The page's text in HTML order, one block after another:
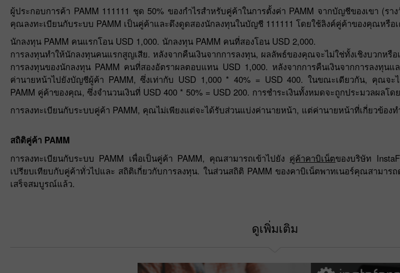
ผู้ประกอบการค้า PAMM 111111 ชุด 50% ของกำไรสำหรับคู่ค้าในการตั้งค่า PAMM จากบัญชีของเขา (รา
คุณลงทะเบียนกับระบบ PAMM เป็นคู่ค้าและดึงดูดสองนักลงทุนในบัญชี 111111 โดยใช้ลิงค์คู่ค้าของคุณหรือเ
นักลงทุน PAMM คนแรกโอน USD 1,000. นักลงทุน PAMM คนที่สองโอน USD 2,000.
การลงทุนทำให้นักลงทุนคนแรกสูญเสีย. หลังจากคืนเงินจากการลงทุน, ผลลัพธ์ของคุณจะไม่ใช่ทั้งเชิงบวกหรือ
การลงทุนของนักลงทุน PAMM คนที่สองอัตราผลตอบแทน USD 1,000. หลังจากการคืนเงินจากการลงทุน
ค่านายหน้าไปยังบัญชีผู้ค้า PAMM, ซึ่งเท่ากับ USD 1,000 * 40% = USD 400. ในขณะเดียวกัน, คุณจะ
PAMM คู่ค้าของคุณ, ซึ่งจำนวนเงินที่ USD 400 * 50% = USD 200. การชำระเงินทั้งหมดจะถูกประมวลผลโ
การลงทะเบียนกับระบบคู่ค้า PAMM, คุณไม่เพียงแต่จะได้รับส่วนแบ่งค่านายหน้า, แต่ค่านายหน้าที่เกี่ยวข้อง
สถิติคู่ค้า PAMM
การลงทะเบียนกับระบบ PAMM เพื่อเป็นคู่ค้า PAMM, คุณสามารถเข้าไปยัง คู่ค้าคาบิเน็ตของบริษัท
เปรียบเทียบกับคู่ค้าทั่วไปและ สถิติเกี่ยวกับการลงทุน. ในส่วนสถิติ PAMM ของคาบิเน็ตพาทเนอร์คุณสามาร
เสร็จสมบูรณ์แล้ว.
ดูเพิ่มเติม
คลับโบนัส InstaForex